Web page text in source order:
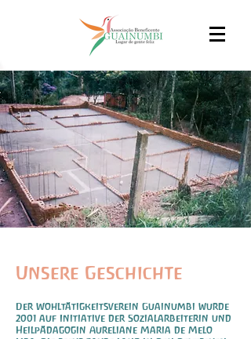
Unsere Geschichte
Der Wohltätigkeitsverein Guainumbi wurde
2001 auf Initiative der Sozialarbeiterin und
Heilpädagogin Aureliane Maria de Melo